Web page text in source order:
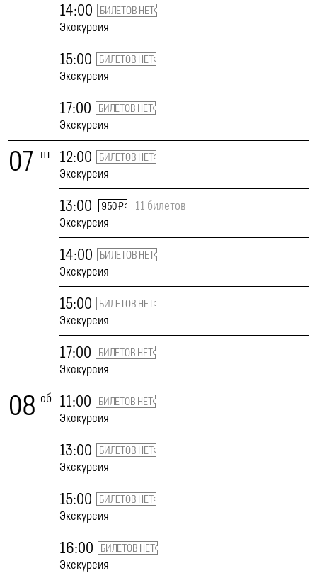
14:00 БИЛЕТОВ НЕТ
Экскурсия
15:00 БИЛЕТОВ НЕТ
Экскурсия
17:00 БИЛЕТОВ НЕТ
Экскурсия
07 пт 12:00 БИЛЕТОВ НЕТ
Экскурсия
13:00 950 ₽
11 билетов
Экскурсия
14:00 БИЛЕТОВ НЕТ
Экскурсия
15:00 БИЛЕТОВ НЕТ
Экскурсия
17:00 БИЛЕТОВ НЕТ
Экскурсия
08 сб 11:00 БИЛЕТОВ НЕТ
Экскурсия
13:00 БИЛЕТОВ НЕТ
Экскурсия
15:00 БИЛЕТОВ НЕТ
Экскурсия
16:00 БИЛЕТОВ НЕТ
Экскурсия